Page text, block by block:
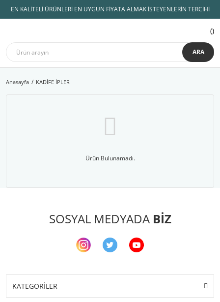
EN KALİTELİ ÜRÜNLERİ EN UYGUN FİYATA ALMAK İSTEYENLERİN TERCİHİ
ARA
Anasayfa KADİFE İPLER
Ürün Bulunamadı.
SOSYAL MEDYADA BİZ
KATEGORİLER